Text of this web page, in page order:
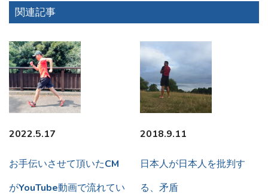
関連記事
2022.5.17
お手伝いさせて頂いたCM
がYouTube動画で流れてい
2018.9.11
日本人が日本人を批判す
る、矛盾